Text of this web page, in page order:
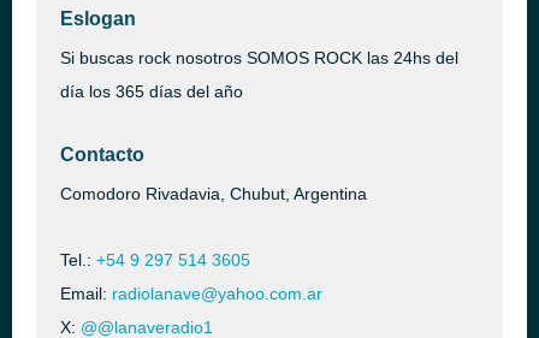
Eslogan
Si buscas rock nosotros SOMOS ROCK las 24hs del
día los 365 días del año
Contacto
Comodoro Rivadavia, Chubut, Argentina
Tel.: +54 9 297 514 3605
Email: radiolanave@yahoo.com.ar
X: @@lanaveradio1